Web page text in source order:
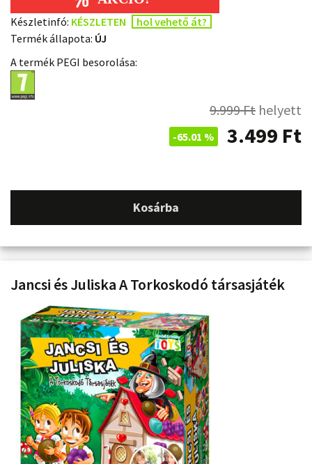
Készletinfó: KÉSZLETEN
hol vehető át?
Termék állapota: ÚJ
A termék PEGI besorolása:
9.999Ft helyett
-65.01 % 3.499 Ft
Kosárba
Jancsi és Juliska A Torkoskodó társasjáték